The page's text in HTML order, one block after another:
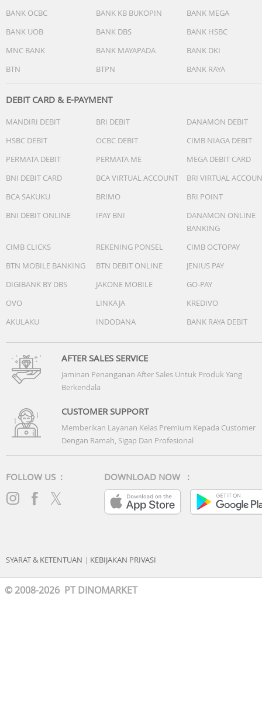
BANK OCBC
BANK KB BUKOPIN
BANK MEGA
BANK UOB
BANK DBS
BANK HSBC
MNC BANK
BANK MAYAPADA
BANK DKI
BTN
BTPN BANK RAYA
DEBIT CARD & E-PAYMENT
MANDIRI DEBIT BRI DEBIT
DANAMON DEBIT
HSBC DEBIT
OCBC DEBIT
CIMB NIAGA DEBIT
PERMATA DEBIT
PERMATA ME
MEGA DEBIT CARD
BNI DEBIT CARD
BCA VIRTUAL ACCOUNT
BRI VIRTUAL
BCA SAKUKU
BRIMO
BRI POINT
BNI DEBIT ONLINE
IPAY BNI
DANAMON ONLINE
BANKING
CIMB CLICKS
REKENING PONSEL
CIMB OCTOPAY
BTN MOBILE BANKING
BTN DEBIT ONLINE
JENIUS PAY
DIGIBANK BY DBS
JAKONE MOBILE
GO-PAY
OVO
LINKAJA
KREDIVO
AKULAKU
INDODANA BANK RAYA DEBIT
AFTER SALES SERVICE
Jaminan Penanganan After Sales Untuk Produk Yang
Berkendala
CUSTOMER SUPPORT
Memberikan Layanan Kelas Premium Kepada Customer
Dengan Ramah, Sigap Dan Profesional
FOLLOW US : DOWNLOAD NOW :
SYARAT & KETENTUAN | KEBIJAKAN PRIVASI
© 2008-2026 PT DINOMARKET